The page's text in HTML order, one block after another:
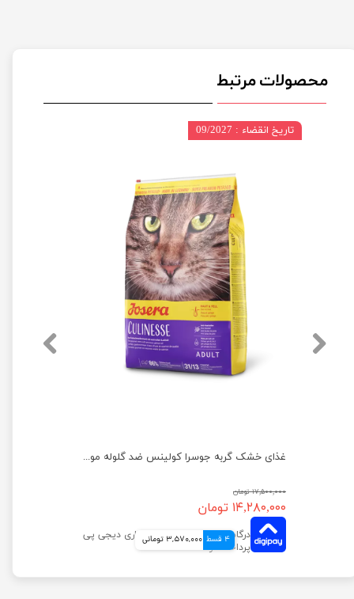
محصولات مرتبط
غذای خشک گربه جوسرا کولینس ضد گلوله مویی وزن 10 کیلوگرم
۱۷,۵۰۰,۰۰۰ تومان
۱۴,۲۸۰,۰۰۰ تومان
4 قسط 3,570,000 تومانی
تاریخ انقضاء : 09/2027